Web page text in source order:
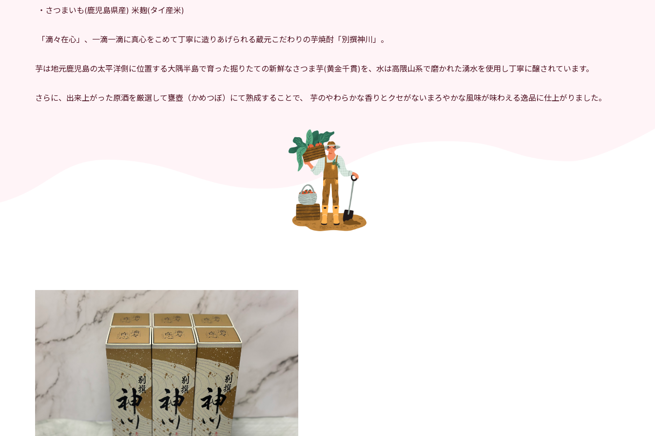
・さつまいも(鹿児島県産) 米麹(タイ産米)
「滴々在心」、一滴一滴に真心をこめて丁寧に造りあげられる蔵元こだわりの芋焼酎「別撰神川」。
芋は地元鹿児島の太平洋側に位置する大隅半島で育った掘りたての新鮮なさつま芋(黄金千貫)を、水は高隈山系で磨かれた湧水を使用し丁寧に醸されています。
さらに、出来上がった原酒を厳選して甕壺（かめつぼ）にて熟成することで、 芋のやわらかな香りとクセがないまろやかな風味が味わえる逸品に仕上がりました。